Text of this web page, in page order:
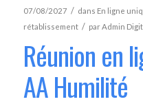
07/08/2027 / dans En ligne
rétablissement / parAdmin
Réunion en
AA Humilité